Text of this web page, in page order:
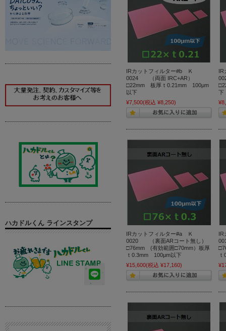
IRカットフィルター#b Ｋ
0024 （両面 IRC+AR）
□22mm 板厚ｔ0.21mm 100μm
以下
¥7,500(税込 ¥8,250)
IR
IRカットフィルター#a Ｋ
0020 （裏面ARコート無し）
□76mm (有効範囲□70mm）板厚
ｔ0.3mm 100μm以下
¥15,600(税込 ¥17,160)
IR
ハカドルくん ラインスタンプ